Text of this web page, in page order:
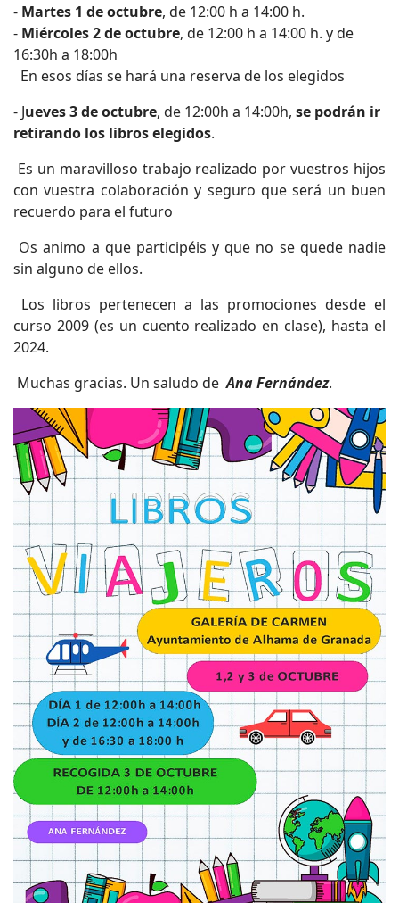
- Martes 1 de octubre, de 12:00 h a 14:00 h.
- Miércoles 2 de octubre, de 12:00 h a 14:00 h. y de
16:30h a 18:00h
En esos días se hará una reserva de los elegidos
- Jueves 3 de octubre, de 12:00h a 14:00h, se podrán ir
retirando los libros elegidos.
Es un maravilloso trabajo realizado por vuestros hijos
con vuestra colaboración y seguro que será un buen
recuerdo para el futuro
Os animo a que participéis y que no se quede nadie
sin alguno de ellos.
Los libros pertenecen a las promociones desde el
curso 2009 (es un cuento realizado en clase), hasta el
2024.
Muchas gracias. Un saludo deAna Fernández.